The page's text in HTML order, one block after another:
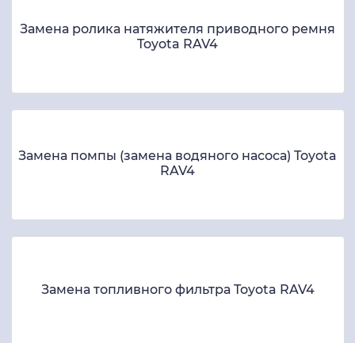
Замена ролика натяжителя приводного ремня
Toyota RAV4
Замена помпы (замена водяного насоса) Toyota
RAV4
Замена топливного фильтра Toyota RAV4